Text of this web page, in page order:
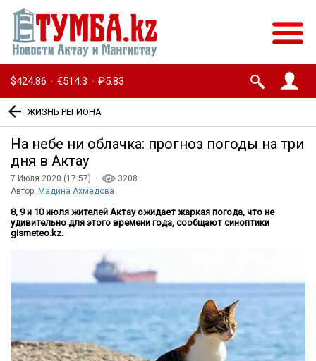
$424.86 · €514.3 · ₽5.83
ЖИЗНЬ РЕГИОНА
На небе ни облачка: прогноз погоды на три
дня в Актау
7 Июля 2020 (17:57) ·
3208
Автор: Мадина Ахмедова
8, 9 и 10 июля жителей Актау ожидает жаркая погода, что не
удивительно для этого времени года, сообщают синоптики
gismeteo.kz.